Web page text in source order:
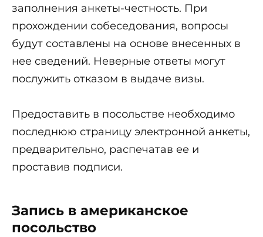
заполнения анкеты-честность. При
прохождении собеседования, вопросы
будут составлены на основе внесенных в
нее сведений. Неверные ответы могут
послужить отказом в выдаче визы.
Предоставить в посольстве необходимо
последнюю страницу электронной анкеты,
предварительно, распечатав ее и
проставив подписи.
Запись в американское
посольство